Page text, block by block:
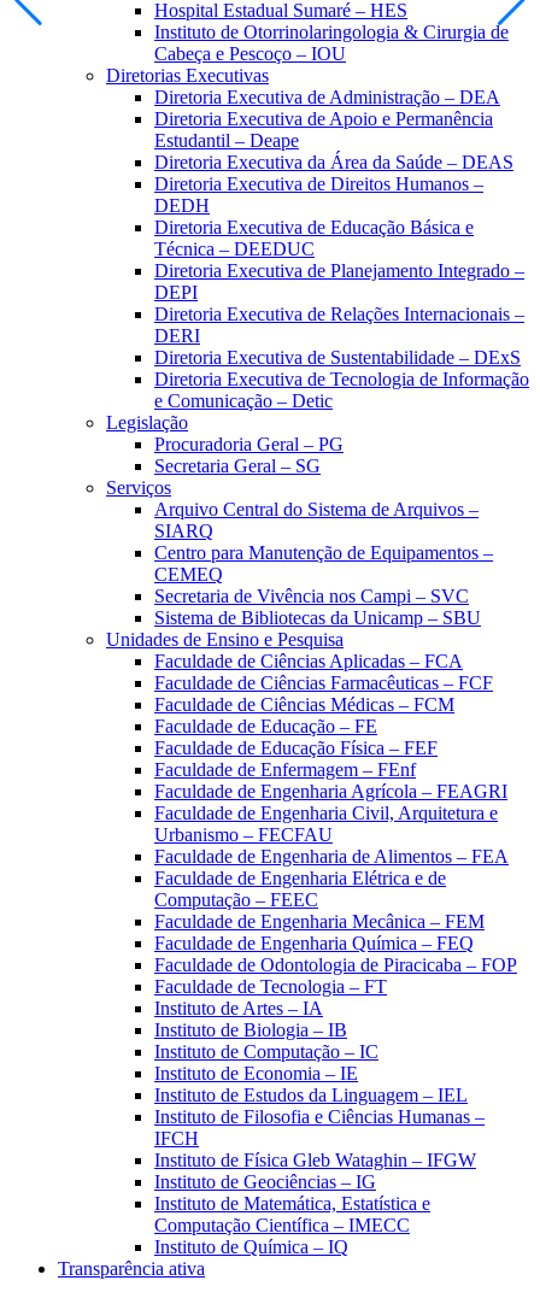
Hospital Estadual Sumaré – HES
Instituto de Otorrinolaringologia & Cirurgia de
Cabeça e Pescoço – IOU
Diretorias Executivas
Diretoria Executiva de Administração – DEA
Diretoria Executiva de Apoio e Permanência
Estudantil – Deape
Diretoria Executiva da Área da Saúde – DEAS
Diretoria Executiva de Direitos Humanos –
DEDH
Diretoria Executiva de Educação Básica e
Técnica – DEEDUC
Diretoria Executiva de Planejamento Integrado –
DEPI
Diretoria Executiva de Relações Internacionais –
DERI
Diretoria Executiva de Sustentabilidade – DExS
Diretoria Executiva de Tecnologia de Informação
e Comunicação – Detic
Legislação
Procuradoria Geral – PG
Secretaria Geral – SG
Serviços
Arquivo Central do Sistema de Arquivos –
SIARQ
Centro para Manutenção de Equipamentos –
CEMEQ
Secretaria de Vivência nos Campi – SVC
Sistema de Bibliotecas da Unicamp – SBU
Unidades de Ensino e Pesquisa
Faculdade de Ciências Aplicadas – FCA
Faculdade de Ciências Farmacêuticas – FCF
Faculdade de Ciências Médicas – FCM
Faculdade de Educação – FE
Faculdade de Educação Física – FEF
Faculdade de Enfermagem – FEnf
Faculdade de Engenharia Agrícola – FEAGRI
Faculdade de Engenharia Civil, Arquitetura e
Urbanismo – FECFAU
Faculdade de Engenharia de Alimentos – FEA
Faculdade de Engenharia Elétrica e de
Computação – FEEC
Faculdade de Engenharia Mecânica – FEM
Faculdade de Engenharia Química – FEQ
Faculdade de Odontologia de Piracicaba – FOP
Faculdade de Tecnologia – FT
Instituto de Artes – IA
Instituto de Biologia – IB
Instituto de Computação – IC
Instituto de Economia – IE
Instituto de Estudos da Linguagem – IEL
Instituto de Filosofia e Ciências Humanas –
IFCH
Instituto de Física Gleb Wataghin – IFGW
Instituto de Geociências – IG
Instituto de Matemática, Estatística e
Computação Científica – IMECC
Instituto de Química – IQ
Transparência ativa
Slide anterior